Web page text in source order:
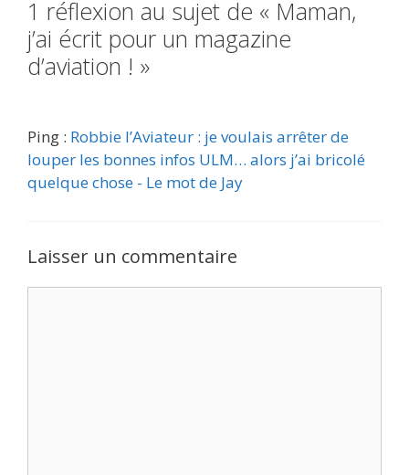
1 réflexion au sujet de « Maman,
j’ai écrit pour un magazine
d’aviation ! »
Ping : Robbie l’Aviateur : je voulais arrêter de
louper les bonnes infos ULM… alors j’ai bricolé
quelque chose - Le mot de Jay
Laisser un commentaire